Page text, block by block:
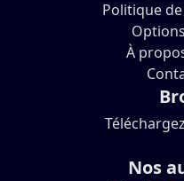
Politique
À
Nos